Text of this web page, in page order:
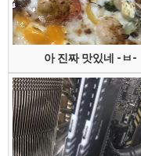
아 진짜 맛있네 -ㅂ-